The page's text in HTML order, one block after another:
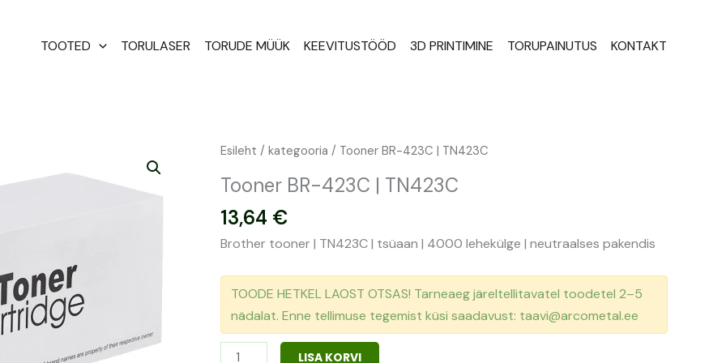
TOOTED TORULASER TORUDE MÜÜK KEEVITUSTÖÖD 3D PRINTIMINE TORUPAINUTUS KONTAKT
Esileht / kategooria / Tooner BR-423C | TN423C
Tooner BR-423C | TN423C
13,64 €
Brother tooner | TN423C | tsüaan | 4000 lehekülge | neutraalses pakendis
TOODE HETKEL LAOST OTSAS! Tarneaeg järeltellitavatel toodetel 2–5
nädalat. Enne tellimuse tegemist küsi saadavust: taavi@arcometal.ee
Tooner
423C
|
TN423C
LISA KORVI